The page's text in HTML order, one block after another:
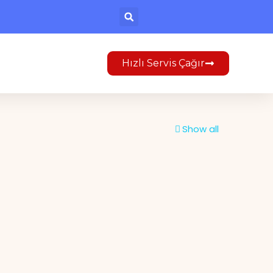
Hızlı Servis Çağır
Show all